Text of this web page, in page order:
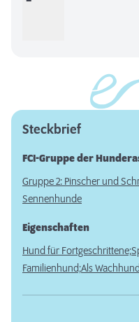
Steckbrief
FCI-Gruppe der
Gruppe 2: Pinscher und
Sennenhunde
Eigenschaften
Hund für Fortgeschrittene;
Familienhund;Als